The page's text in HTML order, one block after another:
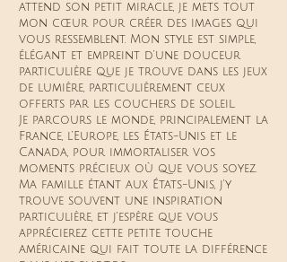
attend son petit miracle, je mets tout
mon cœur pour créer des images qui
vous ressemblent. Mon style est simple,
élégant et empreint d’une douceur
particulière que je trouve dans les jeux
de lumière, particulièrement ceux
offerts par les couchers de soleil.
Je parcours le monde, principalement la
France, l’Europe, les États-Unis et le
Canada, pour immortaliser vos
moments précieux où que vous soyez.
Ma famille étant aux États-Unis, j'y
trouve souvent une inspiration
particulière, et j'espère que vous
apprécierez cette petite touche
américaine qui fait toute la différence